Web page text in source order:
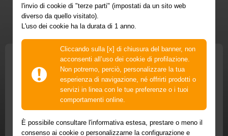
l'invio di cookie di "terze parti" (impostati da un sito web
diverso da quello visitato).
L'uso dei cookie ha la durata di 1 anno.
Cliccando sulla [x] di chiusura del banner, non
acconsenti all’uso dei cookie di profilazione.
Non potremo, perciò, personalizzare la tua
esperienza di navigazione, né offrirti prodotti o
servizi in linea con le tue preferenze o i tuoi
comportamenti online.
È possibile consultare l'informativa estesa, prestare o meno il
consenso ai cookie o personalizzarne la configurazione e
Eurizon Open
La gamma di fondi per investire con una
Puoi costruire un portafoglio diversificato che investe